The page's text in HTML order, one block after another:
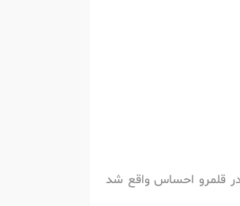
قلمرو احساس واقع شد